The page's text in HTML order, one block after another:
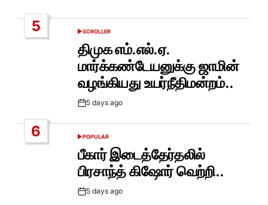
5
POSTED
SCROLLER
திமுக எம்.எல்.ஏ.
மார்க்கண்டேயனுக்கு ஜாமின்
வழங்கியது உயர்நீதிமன்றம்..
Post5 days ago
6
POSTED
POPULAR
பீகார் இடைத்தேர்தலில்
பிரசாந்த் கிஷோர் வெற்றி..
Post5 days ago